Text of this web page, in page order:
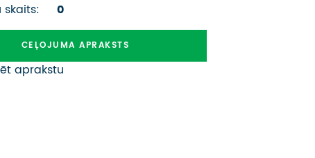
skaits:
0
CEĻOJUMA APRAKSTS
aprakstu